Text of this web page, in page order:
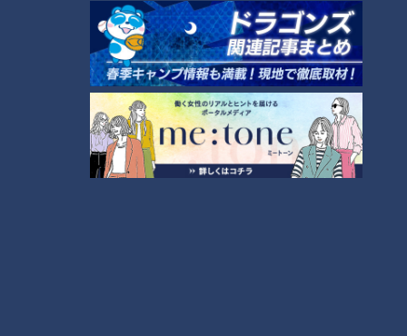
番組紹介
キユーピー３分クッキング
レシピ紹介
CBCテレビ制作「キユーピー３分クッキング」の公式サイト。番組
で放送したレシピ、作り方を動画でもご紹介！